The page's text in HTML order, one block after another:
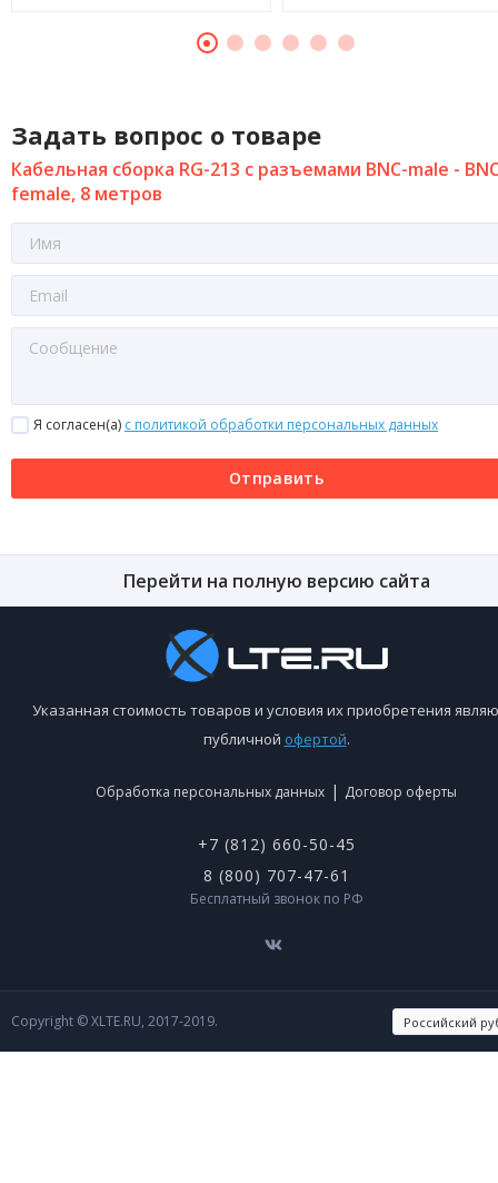
Задать вопрос о товаре
Кабельная сборка RG-213 с разъемами BNC-male -
female, 8 метров
Я согласен(a) с политикой обработки персональных данных
Отправить
Перейти на полную версию сайта
Указанная стоимость товаров и условия их приобретения
публичной офертой.
Обработка персональных данных | Договор оферты
+7 (812) 660-50-45
8 (800) 707-47-61
Бесплатный звонок по РФ
Copyright © XLTE.RU, 2017-2019.